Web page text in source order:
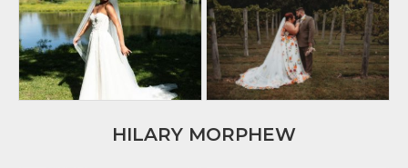
HILARY MORPHEW